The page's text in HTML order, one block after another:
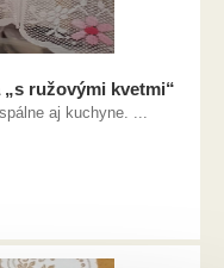
ružovými kvetmi“
aj kuchyne. ...